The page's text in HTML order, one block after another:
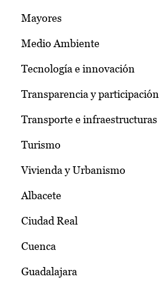
Mayores
Medio Ambiente
Tecnología e innovación
Transparencia y participación
Transporte e infraestructuras
Turismo
Vivienda y Urbanismo
Albacete
Ciudad Real
Cuenca
Guadalajara